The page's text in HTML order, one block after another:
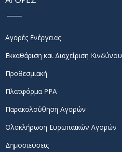
Αγορές Ενέργειας
Εκκαθάριση και Διαχείριση Κινδύνου
Προθεσμιακή
Πλατφόρμα PPA
Παρακολούθηση Αγορών
Ολοκλήρωση Ευρωπαϊκών Αγορών
Δημοσιεύσεις